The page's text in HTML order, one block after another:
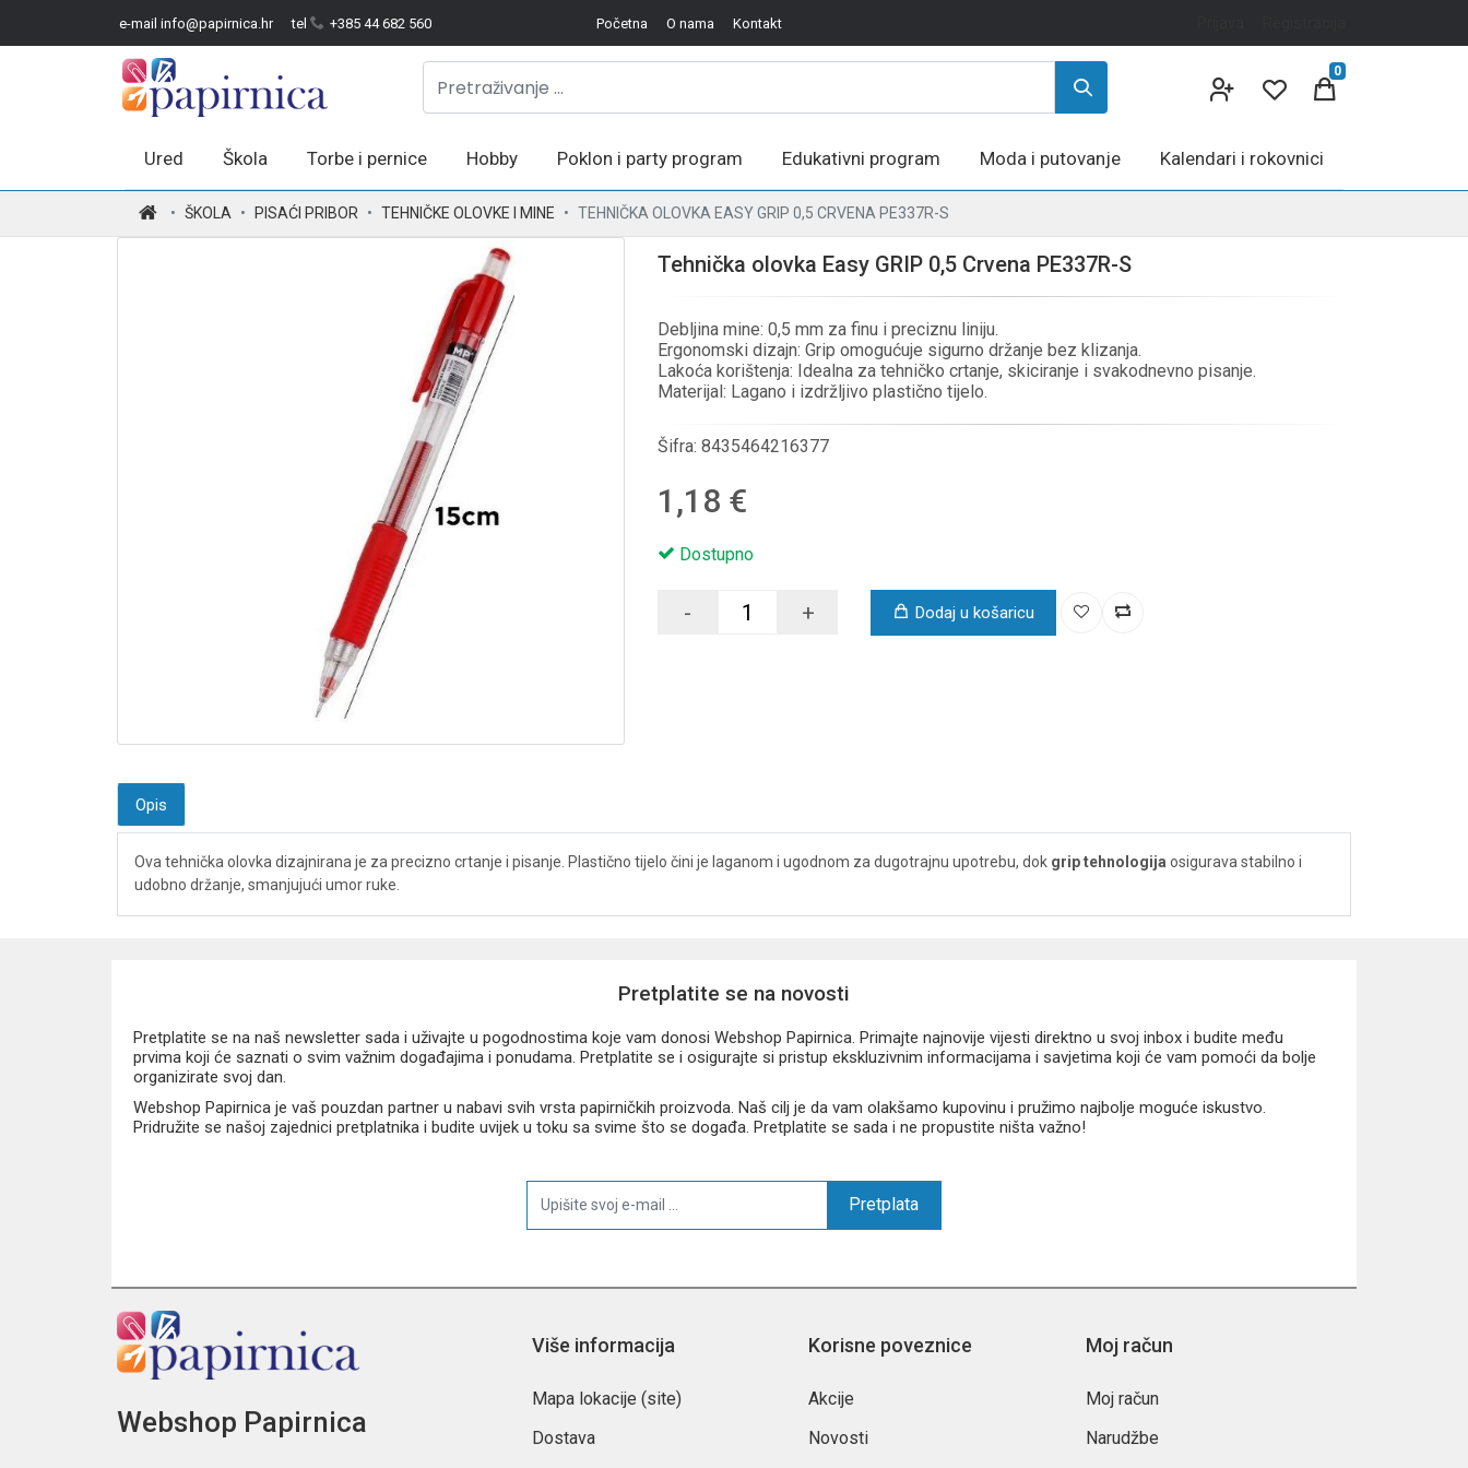
e-mail info@papirnica.hr tel +385 44 682 560 Početna O nama Kontakt
0
Ured Škola Torbe i pernice Hobby Poklon i party program Edukativni program Moda i putovanje Kalendari i rokovnici
ŠKOLA PISAĆI PRIBOR TEHNIČKE OLOVKE I MINE TEHNIČKA OLOVKA EASY GRIP 0,5 CRVENA PE337R-S
Tehnička olovka Easy GRIP 0,5 Crvena PE337R-S
Debljina mine: 0,5 mm za finu i preciznu liniju.
Ergonomski dizajn: Grip omogućuje sigurno držanje bez klizanja.
Lakoća korištenja: Idealna za tehničko crtanje, skiciranje i svakodnevno pisanje.
Materijal: Lagano i izdržljivo plastično tijelo.
Šifra: 8435464216377
1,18 €
Dostupno
- + Dodaj u košaricu
Opis
Ova tehnička olovka dizajnirana je za precizno crtanje i pisanje. Plastično tijelo čini je laganom i ugodnom za dugotrajnu upotrebu, dok grip tehnologija osigurava stabilno i
udobno držanje, smanjujući umor ruke.
Pretplatite se na novosti
Pretplatite se na naš newsletter sada i uživajte u pogodnostima koje vam donosi Webshop Papirnica. Primajte najnovije vijesti direktno u svoj inbox i budite među
prvima koji će saznati o svim važnim događajima i ponudama. Pretplatite se i osigurajte si pristup ekskluzivnim informacijama i savjetima koji će vam pomoći da bolje
organizirate svoj dan.
Webshop Papirnica je vaš pouzdan partner u nabavi svih vrsta papirničkih proizvoda. Naš cilj je da vam olakšamo kupovinu i pružimo najbolje moguće iskustvo.
Pridružite se našoj zajednici pretplatnika i budite uvijek u toku sa svime što se događa. Pretplatite se sada i ne propustite ništa važno!
Pretplata
Webshop Papirnica
Više informacija
Mapa lokacije (site)
Dostava
Korisne poveznice
Akcije
Novosti
Moj račun
Moj račun
Narudžbe